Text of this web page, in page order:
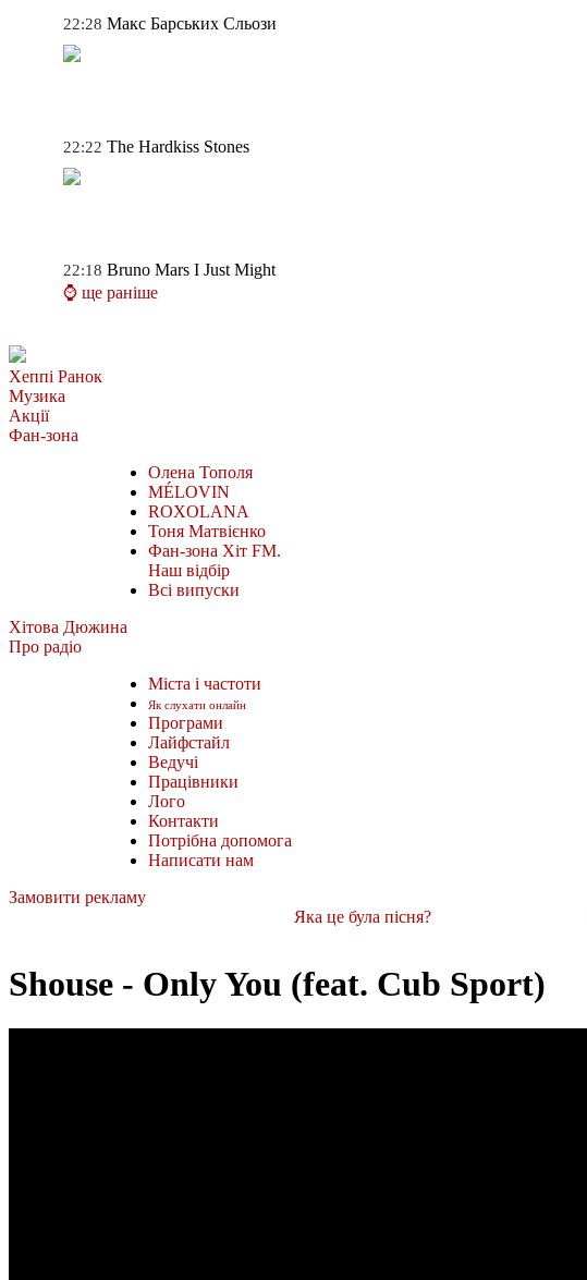
22:28 Макс Барських Сльози
22:22 The Hardkiss Stones
22:18 Bruno Mars I Just Might
⌚ ще раніше
Хеппі Ранок
Музика
Акції
Фан-зона
Олена Тополя
MÉLOVIN
ROXOLANA
Тоня Матвієнко
Фан-зона Хіт FM.
Наш відбір
Всі випуски
Хітова Дюжина
Про радіо
Міста і частоти
Як слухати онлайн
Програми
Лайфстайл
Ведучі
Працівники
Лого
Контакти
Потрібна допомога
Написати нам
Замовити рекламу
Яка це була пісня?
Shouse - Only You (feat. Cub Sport)